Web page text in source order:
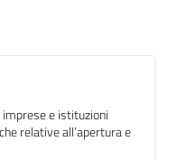
e istituzioni
relative all’apertura e